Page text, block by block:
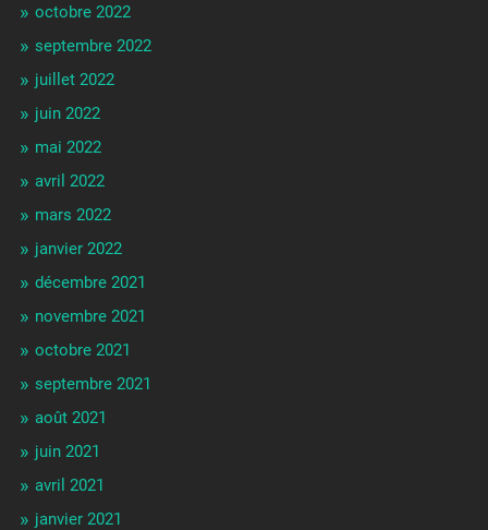
octobre 2022
septembre 2022
juillet 2022
juin 2022
mai 2022
avril 2022
mars 2022
janvier 2022
décembre 2021
novembre 2021
octobre 2021
septembre 2021
août 2021
juin 2021
avril 2021
janvier 2021